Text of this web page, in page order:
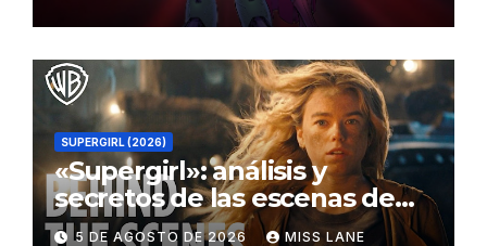
SUPERGIRL (2026)
«Supergirl»: análisis y
secretos de las escenas de
lucha
5 DE AGOSTO DE 2026 MISS LANE